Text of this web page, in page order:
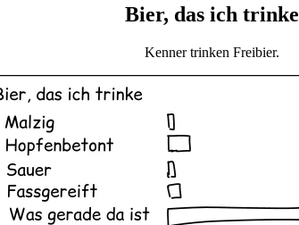
Bier, das ich trinke
Kenner trinken Freibier.